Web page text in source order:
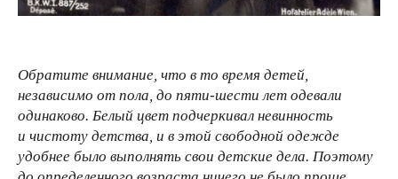
Обратите внимание, что в то время детей,
независимо от пола, до пяти-шести лет одевали
одинаково. Белый цвет подчеркивал невинность
и чистоту детства, и в этой свободной одежде
удобнее было выполнять свои детские дела. Поэтому